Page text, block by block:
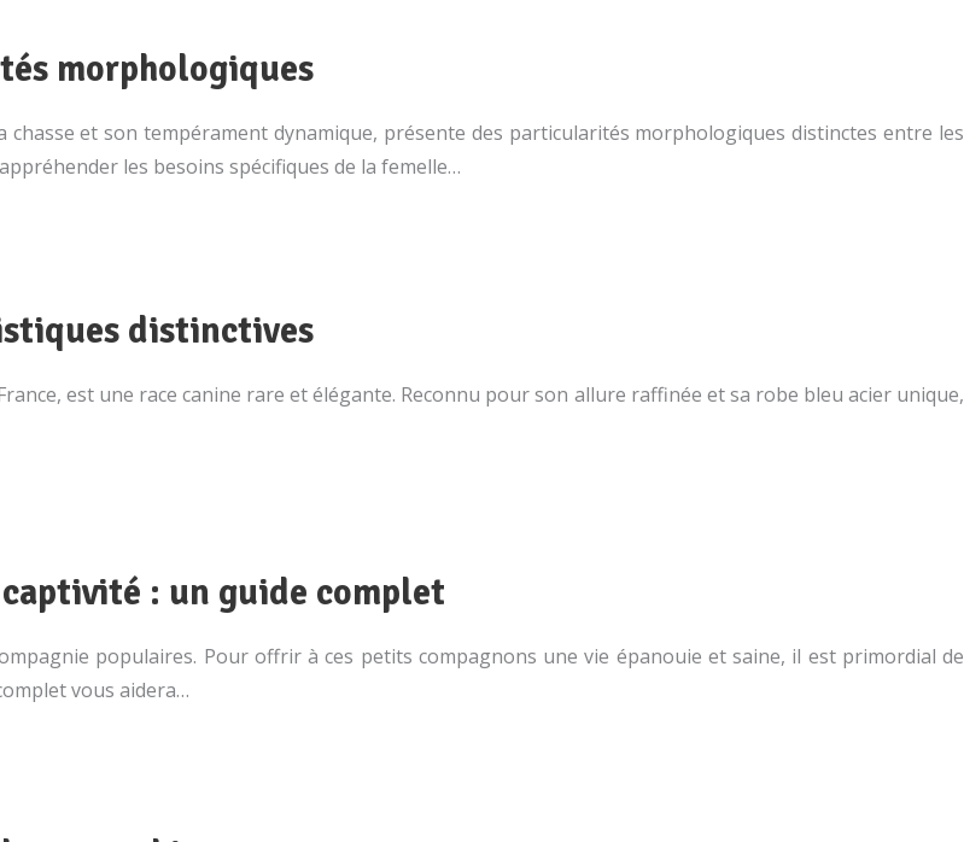
morphologiques
et son tempérament dynamique, présente des particularités morphologiques distinctes entre les
les besoins spécifiques de la femelle…
distinctives
est une race canine rare et élégante. Reconnu pour son allure raffinée et sa robe bleu acier unique,
: un guide complet
populaires. Pour offrir à ces petits compagnons une vie épanouie et saine, il est primordial de
vous aidera…